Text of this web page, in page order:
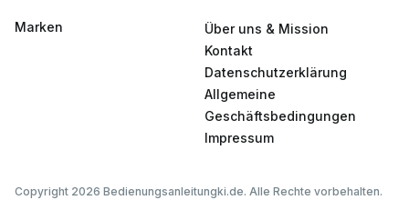
Marken
Über uns & Mission
Kontakt
Datenschutzerklärung
Allgemeine
Geschäftsbedingungen
Impressum
Copyright 2026 Bedienungsanleitungki.de. Alle Rechte vorbehalten.